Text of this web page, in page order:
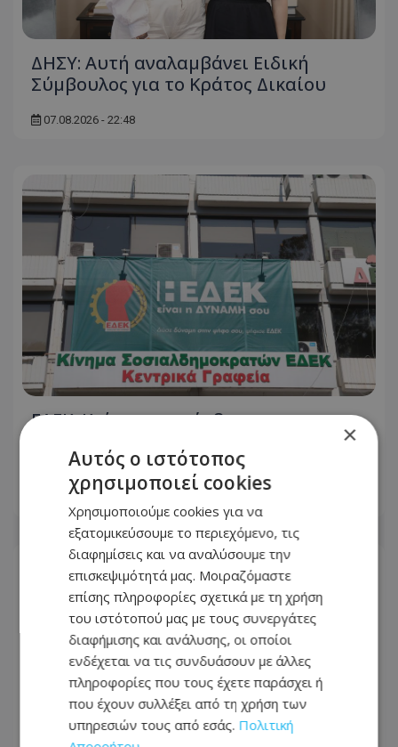
ΔΗΣΥ: Αυτή αναλαμβάνει Ειδική
Σύμβουλος για το Κράτος Δικαίου
07.08.2026 - 22:48
ΕΔΕΚ: Κρίσιμη παρέμβαση
Μαυρονικόλα - Ζητά να εγκριθούν και
οι 4 υποψηφιότητες
07.08.2026 - 21:21
×
Αυτός ο ιστότοπος
χρησιμοποιεί cookies
Χρησιμοποιούμε cookies για να
εξατομικεύσουμε το περιεχόμενο, τις
διαφημίσεις και να αναλύσουμε την
επισκεψιμότητά μας. Μοιραζόμαστε
επίσης πληροφορίες σχετικά με τη χρήση
του ιστότοπού μας με τους συνεργάτες
διαφήμισης και ανάλυσης, οι οποίοι
ενδέχεται να τις συνδυάσουν με άλλες
πληροφορίες που τους έχετε παράσχει ή
που έχουν συλλέξει από τη χρήση των
υπηρεσιών τους από εσάς. Πολιτική